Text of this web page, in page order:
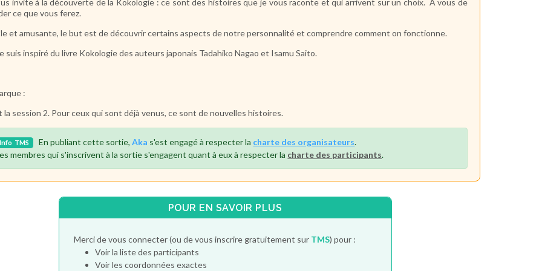
invite à la découverte de la Kokologie : ce sont des histoires que je vous raconte et qui arrivent sur un choix. A vous de
ce que vous ferez.
et amusante, le but est de découvrir certains aspects de notre personnalité et comprendre comment on fonctionne.
suis inspiré du livre Kokologie des auteurs japonais Tadahiko Nagao et Isamu Saito.
:
la session 2. Pour ceux qui sont déjà venus, ce sont de nouvelles histoires.
Info TMS En publiant cette sortie,Aka s'est engagé à respecter la charte des organisateurs.
membres qui s'inscrivent à la sortie s'engagent quant à eux à respecter la charte des participants.
POUR EN SAVOIR PLUS
Merci de vous connecter (ou de vous inscrire gratuitement sur TMS) pour :
Voir la liste des participants
Voir les coordonnées exactes